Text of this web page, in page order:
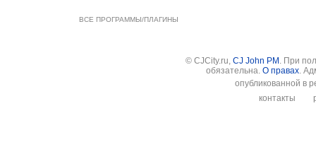
ВСЕ ПРОГРАММЫ/ПЛАГИНЫ
© CJCity.ru, CJ John PM . При
обязательна. О правах.
опубликованной в
контакты